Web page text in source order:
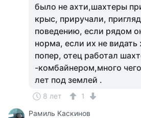
было не ахти,шахтеры
крыс, приручали,
поведению, если рядом
норма, если их не
попер, отец работал
-комбайнером,много
лет под землей .
8 лет
1
Рамиль Каскинов